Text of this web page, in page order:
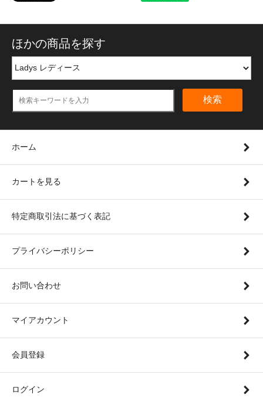
ほかの商品を探す
検索
ホーム
カートを見る
特定商取引法に基づく表記
プライバシーポリシー
お問い合わせ
マイアカウント
会員登録
ログイン